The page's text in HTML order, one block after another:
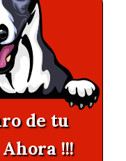
de tu
!!!